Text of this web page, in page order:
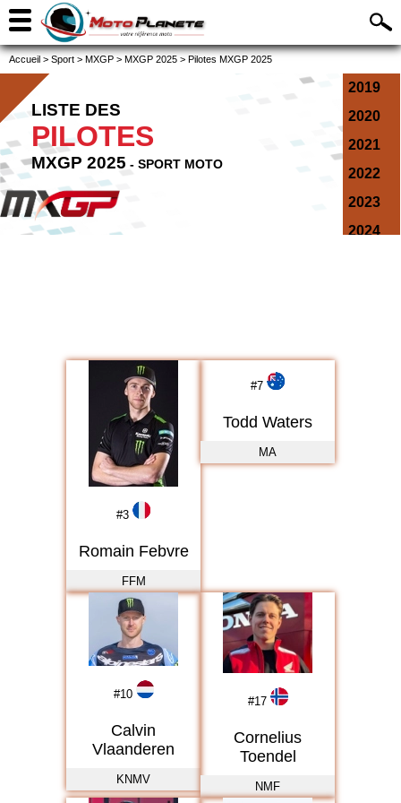
Accueil > Sport > MXGP > MXGP 2025 > Pilotes MXGP 2025
2019
2020
2021
2022
2023
2024
LISTE DES
PILOTES
MXGP 2025 - SPORT MOTO
#3
Romain Febvre
FFM
#7
Todd Waters
MA
#10
Calvin
Vlaanderen
KNMV
#17
Cornelius
Toendel
NMF